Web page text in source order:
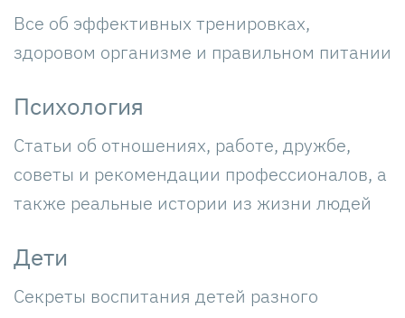
Все об эффективных тренировках,
здоровом организме и правильном питании
Психология
Статьи об отношениях, работе, дружбе,
советы и рекомендации профессионалов, а
также реальные истории из жизни людей
Дети
Секреты воспитания детей разного